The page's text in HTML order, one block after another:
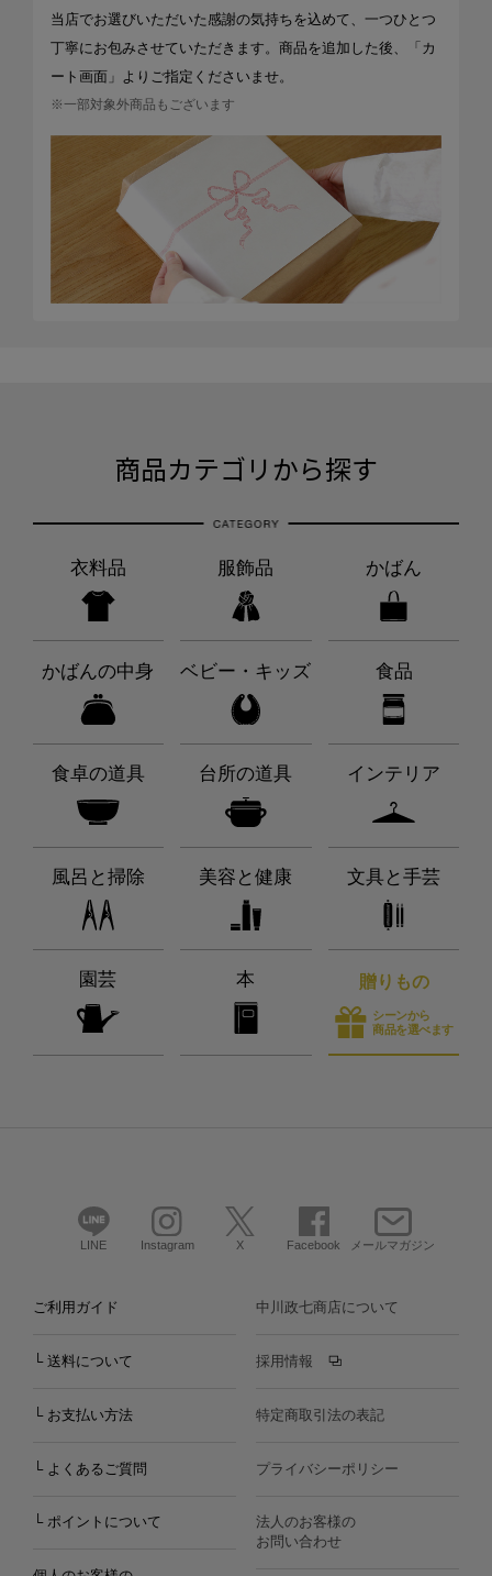
当店でお選びいただいた感謝の気持ちを込めて、一つひとつ
丁寧にお包みさせていただきます。商品を追加した後、「カ
ート画面」よりご指定くださいませ。
※一部対象外商品もございます
商品カテゴリから探す
衣料品 服飾品 かばん
かばんの中身 ベビー・キッズ 食品
食卓の道具 台所の道具 インテリア
風呂と掃除 美容と健康 文具と手芸
園芸 本 贈りもの
シーンから
商品を選べます
LINE Instagram X Facebook メールマガジン
ご利用ガイド
└ 送料について
└ お支払い方法
└ よくあるご質問
└ ポイントについて
中川政七商店について
採用情報
特定商取引法の表記
プライバシーポリシー
法人のお客様の
お問い合わせ